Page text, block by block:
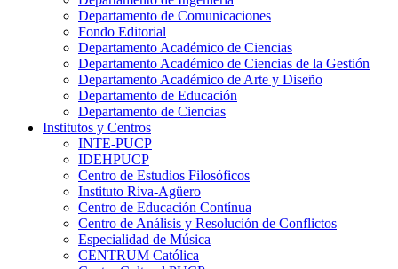
Departamento de Comunicaciones
Fondo Editorial
Departamento Académico de Ciencias
Departamento Académico de Ciencias de la Gestión
Departamento Académico de Arte y Diseño
Departamento de Educación
Departamento de Ciencias
Institutos y Centros
INTE-PUCP
IDEHPUCP
Centro de Estudios Filosóficos
Instituto Riva-Agüero
Centro de Educación Contínua
Centro de Análisis y Resolución de Conflictos
Especialidad de Música
CENTRUM Católica